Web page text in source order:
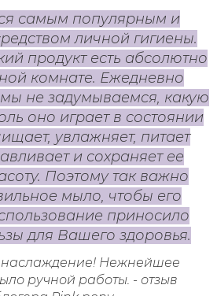
самым популярным и
личной гигиены.
продукт есть абсолютно
комнате. Ежедневно
не задумываемся, какую
оно играет в состоянии
увлажняет, питает
и сохраняет ее
Поэтому так важно
мыло, чтобы его
приносило
для Вашего здоровья.